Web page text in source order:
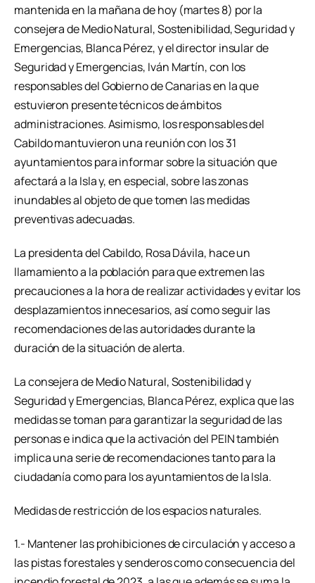
mantenida en la mañana de hoy (martes 8) por la
consejera de Medio Natural, Sostenibilidad, Seguridad y
Emergencias, Blanca Pérez, y el director insular de
Seguridad y Emergencias, Iván Martín, con los
responsables del Gobierno de Canarias en la que
estuvieron presente técnicos de ámbitos
administraciones. Asimismo, los responsables del
Cabildo mantuvieron una reunión con los 31
ayuntamientos para informar sobre la situación que
afectará a la Isla y, en especial, sobre las zonas
inundables al objeto de que tomen las medidas
preventivas adecuadas.
La presidenta del Cabildo, Rosa Dávila, hace un
llamamiento a la población para que extremen las
precauciones a la hora de realizar actividades y evitar los
desplazamientos innecesarios, así como seguir las
recomendaciones de las autoridades durante la
duración de la situación de alerta.
La consejera de Medio Natural, Sostenibilidad y
Seguridad y Emergencias, Blanca Pérez, explica que las
medidas se toman para garantizar la seguridad de las
personas e indica que la activación del PEIN también
implica una serie de recomendaciones tanto para la
ciudadanía como para los ayuntamientos de la Isla.
Medidas de restricción de los espacios naturales.
1.- Mantener las prohibiciones de circulación y acceso a
las pistas forestales y senderos como consecuencia del